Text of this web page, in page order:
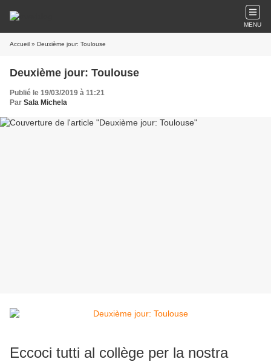
MENU
Accueil » Deuxième jour: Toulouse
Deuxième jour: Toulouse
Publié le 19/03/2019 à 11:21
Par Sala Michela
Eccoci tutti al collège per la nostra